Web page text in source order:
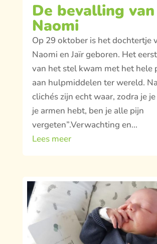
De bevalling van
Naomi
Op 29 oktober is het dochtertje
Naomi en Jaïr geboren. Het
van het stel kwam met het hele
aan hulpmiddelen ter wereld.
clichés zijn echt waar, zodra je
je armen hebt, ben je alle pijn
vergeten”.Verwachting en...
Lees meer